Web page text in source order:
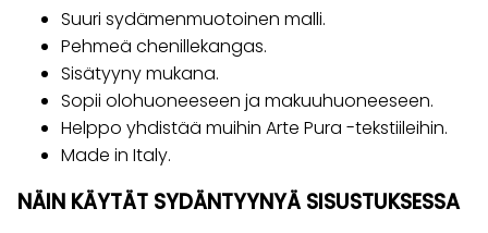
Suuri sydämenmuotoinen malli.
Pehmeä chenillekangas.
Sisätyyny mukana.
Sopii olohuoneeseen ja makuuhuoneeseen.
Helppo yhdistää muihin Arte Pura -tekstiileihin.
Made in Italy.
NÄIN KÄYTÄT SYDÄNTYYNYÄ SISUSTUKSESSA